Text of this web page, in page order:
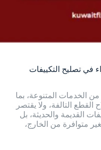
الكويت 50476800 خبراء في تصليح التكييفات
الخدمات المتنوعة، بما
التالفة، ولا يقتصر
القديمة والحديثة، بل
متوافرة من الخارج،